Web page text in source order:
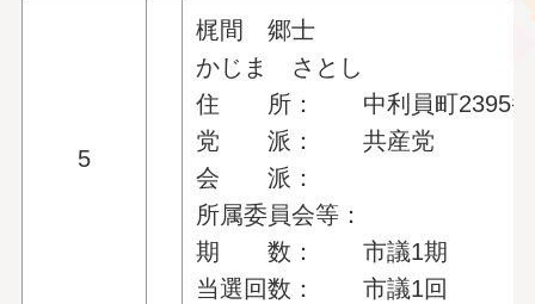
5
梶間 郷士
かじま さとし
住 所： 中利員町2395番
党 派： 共産党
会 派：
所属委員会等：
期 数： 市議1期
当選回数： 市議1回